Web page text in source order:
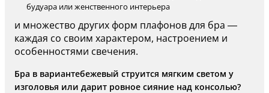
будуара или женственного интерьера
и множество других форм плафонов для бра —
каждая со своим характером, настроением и
особенностями свечения.
Бра в вариантебежевый струится мягким светом у
изголовья или дарит ровное сияние над консолью?